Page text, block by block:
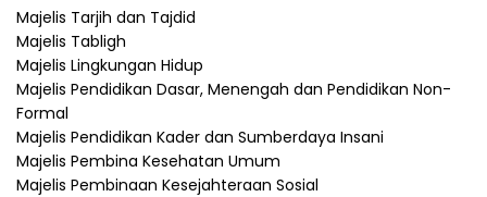
Majelis Tarjih dan Tajdid
Majelis Tabligh
Majelis Lingkungan Hidup
Majelis Pendidikan Dasar, Menengah dan Pendidikan Non-
Formal
Majelis Pendidikan Kader dan Sumberdaya Insani
Majelis Pembina Kesehatan Umum
Majelis Pembinaan Kesejahteraan Sosial